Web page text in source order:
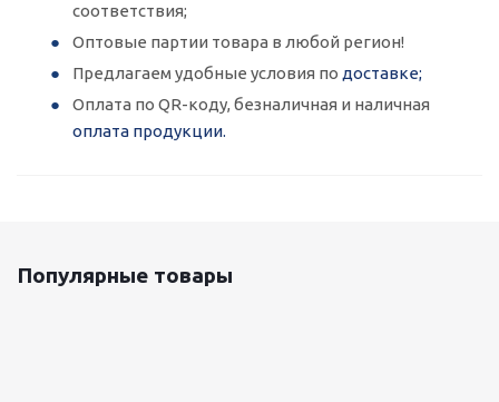
соответствия;
Оптовые партии товара в любой регион!
Предлагаем удобные условия по доставке;
Оплата по QR-коду, безналичная и наличная
оплата продукции.
Популярные товары